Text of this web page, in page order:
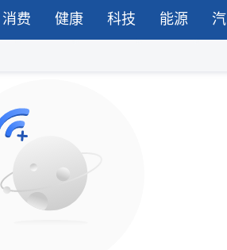
消费 健康 科技 能源